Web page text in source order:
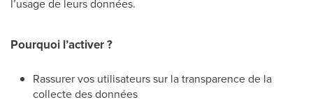
l’usage de leurs données.
Pourquoi l’activer ?
Rassurer vos utilisateurs sur la transparence de la
collecte des données